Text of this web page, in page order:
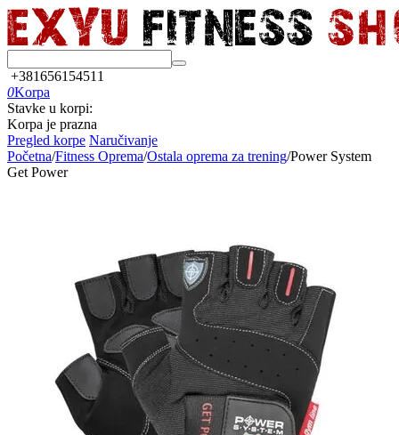
+381656154511
0Korpa
Stavke u korpi:
Korpa je prazna
Pregled korpe Naručivanje
Početna/Fitness Oprema/Ostala oprema za trening/Power System
Get Power